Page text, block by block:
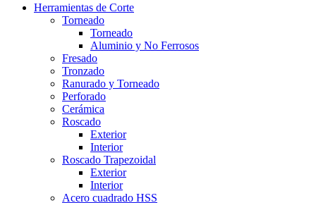
Herramientas de Corte
Torneado
Torneado
Aluminio y No Ferrosos
Fresado
Tronzado
Ranurado y Torneado
Perforado
Cerámica
Roscado
Exterior
Interior
Roscado Trapezoidal
Exterior
Interior
Acero cuadrado HSS